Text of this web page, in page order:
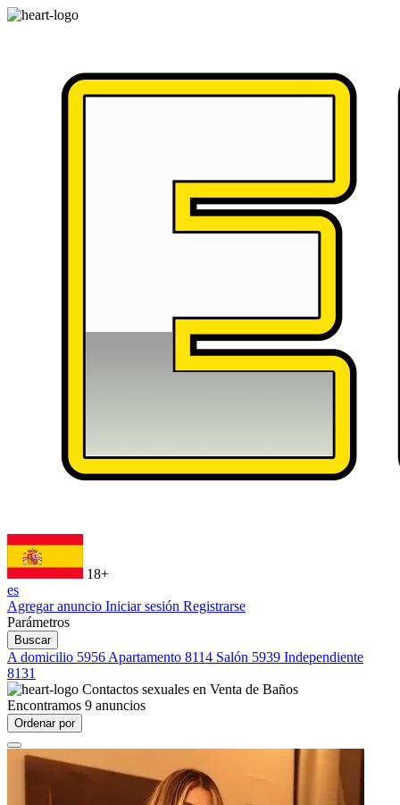
18+
es
Agregar anuncio Iniciar sesión Registrarse
Parámetros
Buscar
A domicilio 5956 Apartamento 8114 Salón 5939 Independiente
8131
Contactos sexuales en Venta de Baños
Encontramos 9 anuncios
Ordenar por